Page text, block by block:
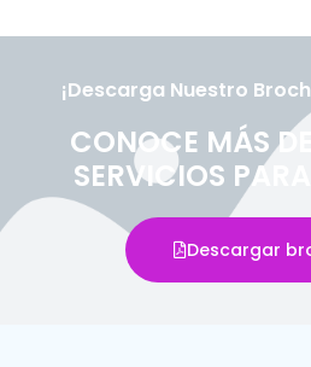
¡Descarga Nuestro
CONOCE MÁS
SERVICIOS PARA
Descargar